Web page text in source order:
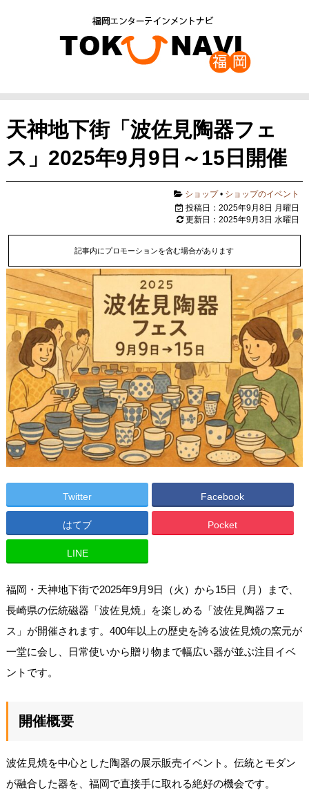
天神地下街「波佐見陶器フェ
ス」2025年9月9日～15日開催
ショップ• ショップのイベント
投稿日：2025年9月8日 月曜日
更新日：2025年9月3日 水曜日
記事内にプロモーションを含む場合があります
Twitter Facebook
はてブ Pocket
LINE
福岡・天神地下街で2025年9月9日（火）から15日（月）まで、
長崎県の伝統磁器「波佐見焼」を楽しめる「波佐見陶器フェ
ス」が開催されます。400年以上の歴史を誇る波佐見焼の窯元が
一堂に会し、日常使いから贈り物まで幅広い器が並ぶ注目イベ
ントです。
開催概要
波佐見焼を中心とした陶器の展示販売イベント。伝統とモダン
が融合した器を、福岡で直接手に取れる絶好の機会です。